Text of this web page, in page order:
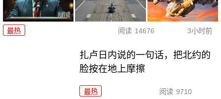
最热 阅读 14676 3小时前
扎卢日内说的一句话，把北约的
脸按在地上摩擦
最热 阅读 9710